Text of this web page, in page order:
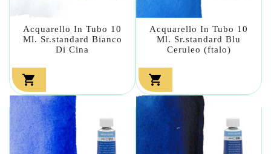
Acquarello In Tubo 10
Ml. Sr.standard Bianco
Di Cina

Acquarello In Tubo 10
Ml. Sr.standard Blu
Ceruleo (ftalo)
